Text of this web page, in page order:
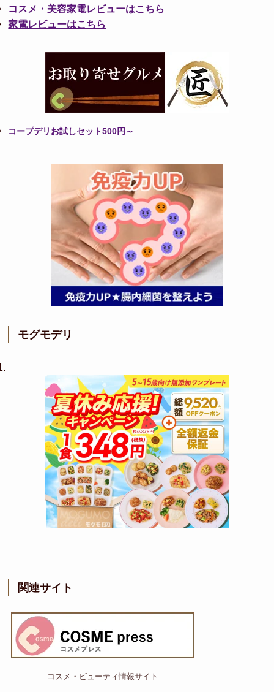
コスメ・美容家電レビューはこちら
家電レビューはこちら
コープデリお試しセット500円～
モグモデリ
関連サイト
コスメ・ビューティ情報サイト